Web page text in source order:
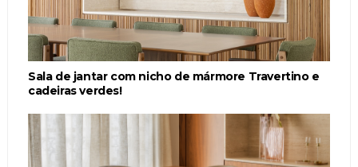
Sala de jantar com nicho de mármore Travertino e
cadeiras verdes!